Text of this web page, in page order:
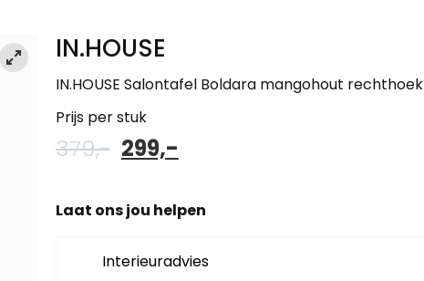
IN.HOUSE
IN.HOUSE Salontafel Boldara mangohout rechthoek
Prijs per stuk
379,- Oorspronkelijke
prijs
379,-.
299,-
299,-.
Laat ons jou helpen
Interieuradvies